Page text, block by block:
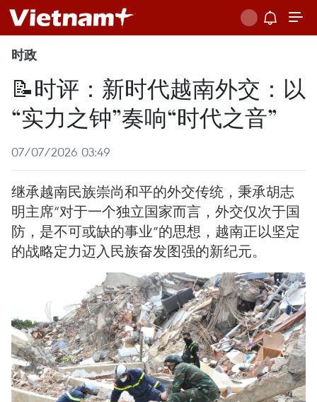
时政
📝时评：新时代越南外交：以
“实力之钟”奏响“时代之音”
07/07/2026 03:49
继承越南民族崇尚和平的外交传统，秉承胡志
明主席“对于一个独立国家而言，外交仅次于国
防，是不可或缺的事业”的思想，越南正以坚定
的战略定力迈入民族奋发图强的新纪元。